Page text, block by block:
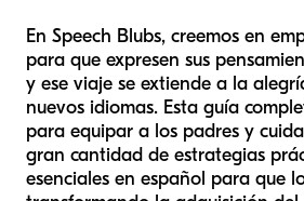
En Speech Blubs, creemos en
para que expresen sus
y ese viaje se extiende a la
nuevos idiomas. Esta guía
para equipar a los padres y
gran cantidad de estrategias
esenciales en español para que